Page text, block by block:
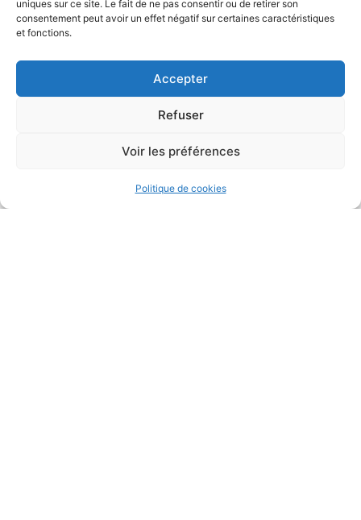
uniques sur ce site. Le fait de ne pas consentir ou de retirer son
consentement peut avoir un effet négatif sur certaines caractéristiques
et fonctions.
Accepter
Refuser
Voir les préférences
Politique de cookies
Du lundi au jeudi :
de 8h30 à 12h30 et de 14h à 17h30
Le vendredi :
de 8h30 à 12h30 et de 14h à 17h
Mentions
Confidentialité2025 © Propulsé